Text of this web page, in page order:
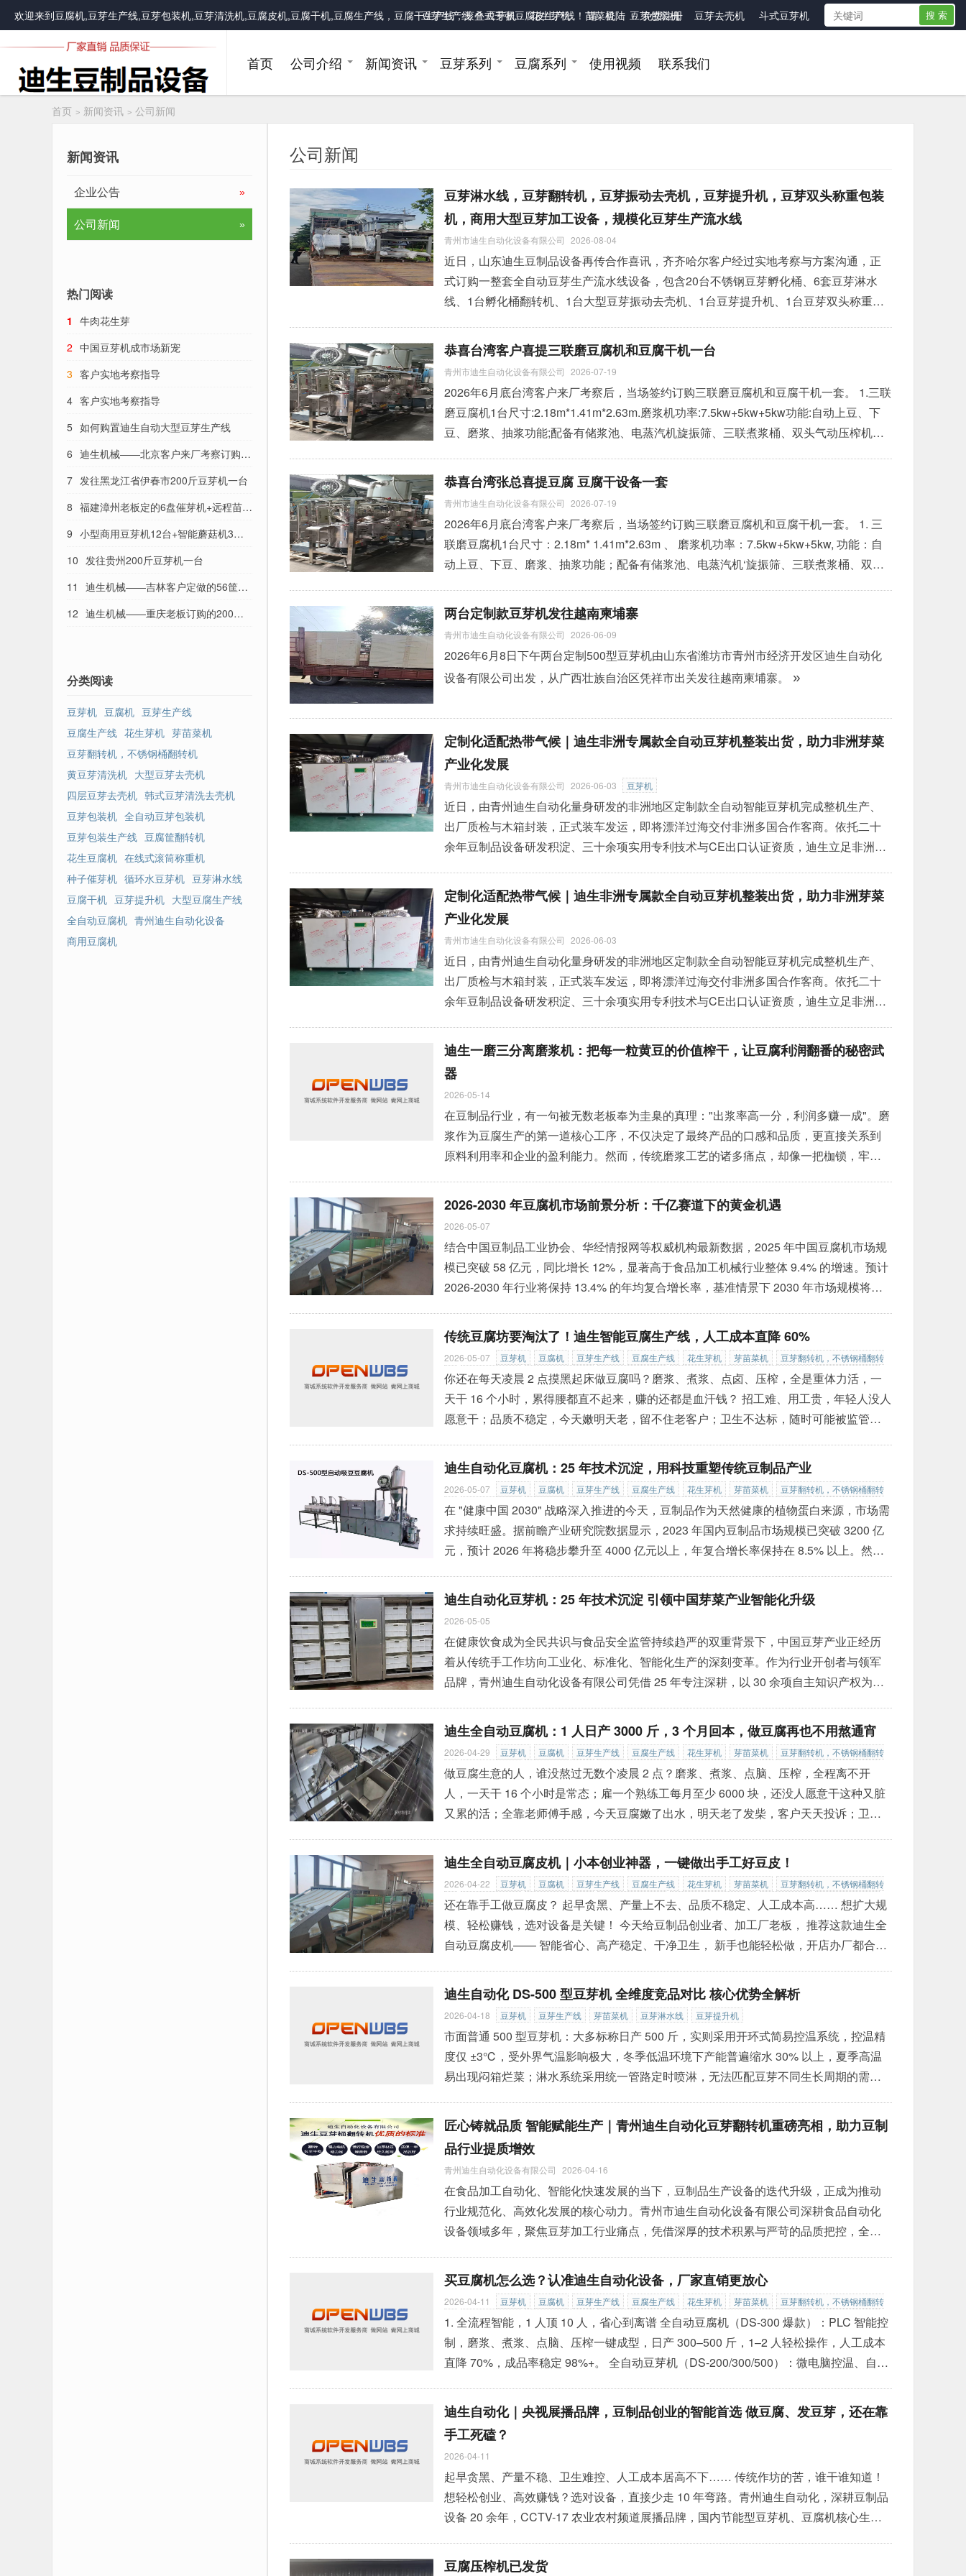
豆芽生产线 豆芽机 花生芽机 苗菜机 豆芽包装机 豆芽去壳机 斗式豆芽机
欢迎来到豆腐机,豆芽生产线,豆芽包装机,豆芽清洗机,豆腐皮机,豆腐干机,豆腐生产线，豆腐干生产线，滚叠式千张豆腐皮生产线 ！ 请 登陆 / 免费注册 搜 索
首页 公司介绍 新闻资讯 豆芽系列 豆腐系列 使用视频 联系我们
首页 > 新闻资讯 > 公司新闻
公司新闻
豆芽淋水线，豆芽翻转机，豆芽振动去壳机，豆芽提升机，豆芽双头称重包装
机，商用大型豆芽加工设备，规模化豆芽生产流水线
青州市迪生自动化设备有限公司 2026-08-04
近日，山东迪生豆制品设备再传合作喜讯，齐齐哈尔客户经过实地考察与方案沟通，正
式订购一整套全自动豆芽生产流水线设备，包含20台不锈钢豆芽孵化桶、6套豆芽淋水
线、1台孵化桶翻转机、1台大型豆芽振动去壳机、1台豆芽提升机、1台豆芽双头称重包
从催芽培育、自动淋水、桶体翻转、去壳净化、物料提升到全自动称重包装全流程机械
化作业，告别传统人工淋水、人工脱壳、手动打包的老旧模式。 不锈钢孵化桶耐腐蚀、
不易滋生细菌，全程洁净生
恭喜台湾客户喜提三联磨豆腐机和豆腐干机一台
青州市迪生自动化设备有限公司 2026-07-19
2026年6月底台湾客户来厂考察后，当场签约订购三联磨豆腐机和豆腐干机一套。 1.三联
磨豆腐机1台尺寸:2.18m*1.41m*2.63m.磨浆机功率:7.5kw+5kw+5kw功能:自动上豆、下
豆、磨浆、抽浆功能;配备有储浆池、电蒸汽机旋振筛、三联煮浆桶、双头气动压榨机三
腐干压榨机3台、自动搅脑桶一台。 机器于2026年7月17日发货成功！
恭喜台湾张总喜提豆腐 豆腐干设备一套
青州市迪生自动化设备有限公司 2026-07-19
2026年6月底台湾客户来厂考察后，当场签约订购三联磨豆腐机和豆腐干机一套。 1. 三
联磨豆腐机1台尺寸：2.18m* 1.41m*2.63m 、 磨浆机功率：7.5kw+5kw+5kw, 功能：自
动上豆、下豆、磨浆、抽浆功能；配备有储浆池、电蒸汽机‘旋振筛、三联煮浆桶、双头
设备。配备豆干跑道、三台豆干压榨机、搅脑桶等。 3.另配磨片、’滤网、一次性包布等
两台定制款豆芽机发往越南柬埔寨
青州市迪生自动化设备有限公司 2026-06-09
2026年6月8日下午两台定制500型豆芽机由山东省潍坊市青州市经济开发区迪生自动化
设备有限公司出发，从广西壮族自治区凭祥市出关发往越南柬埔寨。
»
定制化适配热带气候｜迪生非洲专属款全自动豆芽机整装出货，助力非洲芽菜
产业化发展
青州市迪生自动化设备有限公司 2026-06-03 豆芽机
近日，由青州迪生自动化量身研发的非洲地区定制款全自动智能豆芽机完成整机生产、
出厂质检与木箱封装，正式装车发运，即将漂洋过海交付非洲多国合作客商。依托二十
余年豆制品设备研发积淀、三十余项实用专利技术与CE出口认证资质，迪生立足非洲高
苗菜市场，加速中国智造食品机械落地非洲大陆 。 针对非洲热带高温多雨、供电波动大
的使用环境，本次定制机型在标准版豆芽机基础上完成多项本土化改良：整机箱体加厚
隔热保温层，搭载加强型智能恒温
定制化适配热带气候｜迪生非洲专属款全自动豆芽机整装出货，助力非洲芽菜
产业化发展
青州市迪生自动化设备有限公司 2026-06-03
近日，由青州迪生自动化量身研发的非洲地区定制款全自动智能豆芽机完成整机生产、
出厂质检与木箱封装，正式装车发运，即将漂洋过海交付非洲多国合作客商。依托二十
余年豆制品设备研发积淀、三十余项实用专利技术与CE出口认证资质，迪生立足非洲高
苗菜市场，加速中国智造食品机械落地非洲大陆 。 针对非洲热带高温多雨、供电波动大
的使用环境，本次定制机型在标准版豆芽机基础上完成多项本土化改良：整机箱体加厚
隔热保温层，搭载加强型智能恒温
迪生一磨三分离磨浆机：把每一粒黄豆的价值榨干，让豆腐利润翻番的秘密武
器
2026-05-14
在豆制品行业，有一句被无数老板奉为圭臬的真理："出浆率高一分，利润多赚一成"。磨
浆作为豆腐生产的第一道核心工序，不仅决定了最终产品的口感和品质，更直接关系到
原料利用率和企业的盈利能力。然而，传统磨浆工艺的诸多痛点，却像一把枷锁，牢牢
刻洞察行业痛点，凭借自主研发的一磨三分离核心技术，打造出了新一代高效磨浆解决
2026-2030 年豆腐机市场前景分析：千亿赛道下的黄金机遇
2026-05-07
结合中国豆制品工业协会、华经情报网等权威机构最新数据，2025 年中国豆腐机市场规
模已突破 58 亿元，同比增长 12%，显著高于食品加工机械行业整体 9.4% 的增速。预计
2026-2030 年行业将保持 13.4% 的年均复合增长率，基准情景下 2030 年市场规模将达
领域最具增长潜力的赛道之一。 »
传统豆腐坊要淘汰了！迪生智能豆腐生产线，人工成本直降 60%
2026-05-07 豆芽机 豆腐机 豆芽生产线 豆腐生产线 花生芽机 芽苗菜机
豆芽翻转机，不锈钢桶翻转
机
黄豆芽清洗机 大型豆芽去壳机 四层豆芽去壳机 韩式豆芽清洗去壳机 豆芽包装机
全自动豆芽包装
机
豆芽包装生产线 豆腐筐翻转机 花生豆腐机 在线式滚筒称重机 种子催芽机 循环水豆芽机
豆芽淋水
线
豆腐干机 豆芽提升机 大型豆腐生产线 全自动豆腐机 青州迪生自动化设备 商用豆腐机
你还在每天凌晨 2 点摸黑起床做豆腐吗？磨浆、煮浆、点卤、压榨，全是重体力活，一
天干 16 个小时，累得腰都直不起来，赚的还都是血汗钱？ 招工难、用工贵，年轻人没人
愿意干；品质不稳定，今天嫩明天老，留不住老客户；卫生不达标，随时可能被监管部
品自动化设备领域 25 年的行业标杆 ——迪生自动化豆腐机。截至 2026 年，迪生已经帮
助全国超过 10 万个家庭实现了创业致富梦想，更是 CCTV-7《致富经》《农广天地》 »
迪生自动化豆腐机：25 年技术沉淀，用科技重塑传统豆制品产业
2026-05-07 豆芽机 豆腐机 豆芽生产线 豆腐生产线 花生芽机 芽苗菜机
豆芽翻转机，不锈钢桶翻转
机
黄豆芽清洗机 大型豆芽去壳机 四层豆芽去壳机 韩式豆芽清洗去壳机 豆芽包装机
全自动豆芽包装
机
豆芽包装生产线 豆腐筐翻转机 花生豆腐机 在线式滚筒称重机 种子催芽机 循环水豆芽机
豆芽淋水
线
豆腐干机 豆芽提升机 大型豆腐生产线 全自动豆腐机 青州迪生自动化设备 商用豆腐机
在 "健康中国 2030" 战略深入推进的今天，豆制品作为天然健康的植物蛋白来源，市场需
求持续旺盛。据前瞻产业研究院数据显示，2023 年国内豆制品市场规模已突破 3200 亿
元，预计 2026 年将稳步攀升至 4000 亿元以上，年复合增长率保持在 8.5% 以上。然
展。 作为深耕豆制品自动化设备领域 25 年的行业标杆，青州迪生自动化设备有限公司凭
迪生自动化豆芽机：25 年技术沉淀 引领中国芽菜产业智能化升级
2026-05-05
在健康饮食成为全民共识与食品安全监管持续趋严的双重背景下，中国豆芽产业正经历
着从传统手工作坊向工业化、标准化、智能化生产的深刻变革。作为行业开创者与领军
品牌，青州迪生自动化设备有限公司凭借 25 年专注深耕，以 30 余项自主知识产权为核
列智能豆芽设备，已服务国内外客户超 10 万家，产品出口至西班牙、俄罗斯、东南亚等
30 多个国家和地区，成为 CCTV-7 农业农村频道推荐的农业创业首选设备品牌。 »
迪生全自动豆腐机：1 人日产 3000 斤，3 个月回本，做豆腐再也不用熬通宵
2026-04-29 豆芽机 豆腐机 豆芽生产线 豆腐生产线 花生芽机 芽苗菜机
豆芽翻转机，不锈钢桶翻转
机
黄豆芽清洗机 大型豆芽去壳机 四层豆芽去壳机 韩式豆芽清洗去壳机 豆芽包装机
全自动豆芽包装
机
豆芽包装生产线 豆腐筐翻转机 花生豆腐机 在线式滚筒称重机 种子催芽机 循环水豆芽机
豆芽淋水
线
豆腐干机 豆芽提升机 大型豆腐生产线 全自动豆腐机 青州迪生自动化设备 商用豆腐机
做豆腐生意的人，谁没熬过无数个凌晨 2 点？磨浆、煮浆、点脑、压榨，全程离不开
人，一天干 16 个小时是常态；雇一个熟练工每月至少 6000 块，还没人愿意干这种又脏
又累的活；全靠老师傅手感，今天豆腐嫩了出水，明天老了发柴，客户天天投诉；卫生
州迪生自动化彻底解决了。作为深耕豆制品设备 25 年的行业龙头，迪生全自动豆腐机凭
借全流程自动化、超高出品率和稳定品质，成为全国 10 万 + 豆腐从业者的共同选择。 »
迪生全自动豆腐皮机｜小本创业神器，一键做出手工好豆皮！
2026-04-22 豆芽机 豆腐机 豆芽生产线 豆腐生产线 花生芽机 芽苗菜机
豆芽翻转机，不锈钢桶翻转
机
黄豆芽清洗机 大型豆芽去壳机 四层豆芽去壳机 韩式豆芽清洗去壳机 豆芽包装机
全自动豆芽包装
机
还在靠手工做豆腐皮？ 起早贪黑、产量上不去、品质不稳定、人工成本高…… 想扩大规
模、轻松赚钱，选对设备是关键！ 今天给豆制品创业者、加工厂老板， 推荐这款迪生全
自动豆腐皮机—— 智能省心、高产稳定、干净卫生， 新手也能轻松做，开店办厂都合
运行。 一键启动，不用守锅、不用手工泼制、不用费力压皮， 1-2人就能看管整条线。
告别高温、繁重体力活， 省人工、省时间，成本直接降一大截！
迪生自动化 DS-500 型豆芽机 全维度竞品对比 核心优势全解析
2026-04-18 豆芽机 豆芽生产线 芽苗菜机 豆芽淋水线 豆芽提升机
市面普通 500 型豆芽机：大多标称日产 500 斤，实则采用开环式简易控温系统，控温精
度仅 ±3℃，受外界气温影响极大，冬季低温环境下产能普遍缩水 30% 以上，夏季高温
易出现闷箱烂菜；淋水系统采用统一管路定时喷淋，无法匹配豆芽不同生长周期的需水
斤。 迪生自动化 DS-500 豆芽机：搭载自主研发的闭环式恒温恒湿智能控制系统，控温
精度可达 ±0.5℃，不受四季环境温度变化影响，全年稳定实现日产 500 斤标准产
匠心铸就品质 智能赋能生产｜青州迪生自动化豆芽翻转机重磅亮相，助力豆制
品行业提质增效
青州迪生自动化设备有限公司 2026-04-16
在食品加工自动化、智能化快速发展的当下，豆制品生产设备的迭代升级，正成为推动
行业规范化、高效化发展的核心动力。青州市迪生自动化设备有限公司深耕食品自动化
设备领域多年，聚焦豆芽加工行业痛点，凭借深厚的技术积累与严苛的品质把控，全新
效率低、人工成本高、操作安全性不足等难题，为广大豆芽生产企业、作坊提供更高
效、更省心的加工解决方案。 青州市迪生自动化设备有限公司成立于2005年，坐落于素
有古九州美誉的青州市经济技术开发 »
买豆腐机怎么选？认准迪生自动化设备，厂家直销更放心
2026-04-11 豆芽机 豆腐机 豆芽生产线 豆腐生产线 花生芽机 芽苗菜机
豆芽翻转机，不锈钢桶翻转
机
黄豆芽清洗机 大型豆芽去壳机 四层豆芽去壳机 韩式豆芽清洗去壳机 豆芽包装机
全自动豆芽包装
豆芽包装生产线 豆腐筐翻转机 花生豆腐机 在线式滚筒称重机 种子催芽机 循环水豆芽机
豆芽淋水
线
豆腐干机 豆芽提升机
1. 全流程智能，1 人顶 10 人，省心到离谱 全自动豆腐机（DS-300 爆款）：PLC 智能控
制，磨浆、煮浆、点脑、压榨一键成型，日产 300–500 斤，1–2 人轻松操作，人工成本
直降 70%，成品率稳定 98%+。 全自动豆芽机（DS-200/300/500）：微电脑控温、自动
烂芽、品相佳。 »
迪生自动化｜央视展播品牌，豆制品创业的智能首选 做豆腐、发豆芽，还在靠
手工死磕？
2026-04-11
起早贪黑、产量不稳、卫生难控、人工成本居高不下…… 传统作坊的苦，谁干谁知道！
想轻松创业、高效赚钱？选对设备，直接少走 10 年弯路。青州迪生自动化，深耕豆制品
设备 20 余年，CCTV-17 农业农村频道展播品牌，国内节能型豆芽机、豆腐机核心生产
1. 全流程智能，1 人顶 10 人，省心到离谱 全自动豆腐机（DS-300 爆款）：PLC 智能控
豆腐压榨机已发货
新闻资讯
企业公告 »
公司新闻 »
热门阅读
1 牛肉花生芽
2 中国豆芽机成市场新宠
3 客户实地考察指导
4 客户实地考察指导
5 如何购置迪生自动大型豆芽生产线
6 迪生机械——北京客户来厂考察订购豆
芽牧草设备
7 发往黑龙江省伊春市200斤豆芽机一台
8 福建漳州老板定的6盘催芽机+远程苗菜
控制系统发货了——迪生机械
9 小型商用豆芽机12台+智能蘑菇机3台
发货沈阳——迪生机械
10 发往贵州200斤豆芽机一台
11
迪生机械——吉林客户定做的56筐芽
苗菜机及苗菜远程控制系统发货了
12 迪生机械——重庆老板订购的200型
分类阅读
豆芽机 豆腐机 豆芽生产线
豆腐生产线 花生芽机 芽苗菜机
豆芽翻转机，不锈钢桶翻转机
黄豆芽清洗机 大型豆芽去壳机
四层豆芽去壳机 韩式豆芽清洗去壳机
豆芽包装机 全自动豆芽包装机
豆芽包装生产线 豆腐筐翻转机
花生豆腐机 在线式滚筒称重机
种子催芽机 循环水豆芽机 豆芽淋水线
豆腐干机 豆芽提升机 大型豆腐生产线
全自动豆腐机 青州迪生自动化设备
商用豆腐机